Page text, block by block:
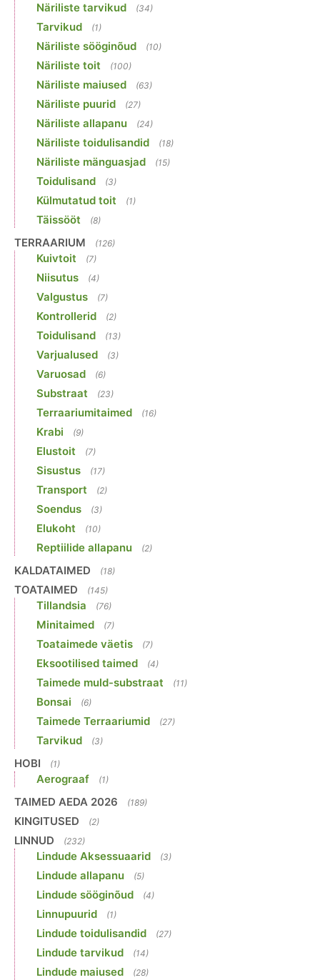
Näriliste tarvikud (34)
Tarvikud (1)
Näriliste sööginõud (10)
Näriliste toit (100)
Näriliste maiused (63)
Näriliste puurid (27)
Näriliste allapanu (24)
Näriliste toidulisandid (18)
Näriliste mänguasjad (15)
Toidulisand (3)
Külmutatud toit (1)
Täissööt (8)
TERRAARIUM (126)
Kuivtoit (7)
Niisutus (4)
Valgustus (7)
Kontrollerid (2)
Toidulisand (13)
Varjualused (3)
Varuosad (6)
Substraat (23)
Terraariumitaimed (16)
Krabi (9)
Elustoit (7)
Sisustus (17)
Transport (2)
Soendus (3)
Elukoht (10)
Reptiilide allapanu (2)
KALDATAIMED (18)
TOATAIMED (145)
Tillandsia (76)
Minitaimed (7)
Toataimede väetis (7)
Eksootilised taimed (4)
Taimede muld-substraat (11)
Bonsai (6)
Taimede Terraariumid (27)
Tarvikud (3)
HOBI (1)
Aerograaf (1)
TAIMED AEDA 2026 (189)
KINGITUSED (2)
LINNUD (232)
Lindude Aksessuaarid (3)
Lindude allapanu (5)
Lindude sööginõud (4)
Linnupuurid (1)
Lindude toidulisandid (27)
Lindude tarvikud (14)
Lindude maiused (28)